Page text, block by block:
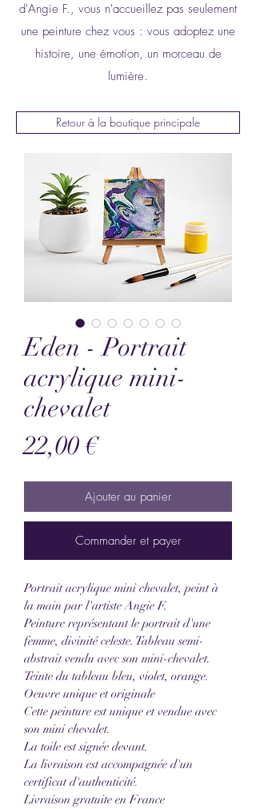
d'Angie F., vous n'accueillez pas seulement
une peinture chez vous : vous adoptez une
histoire, une émotion, un morceau de
lumière.
Retour à la boutique principale
Eden - Portrait
acrylique mini-
chevalet
22,00 €Prix
Ajouter au panier
Commander et payer
Portrait acrylique mini chevalet, peint à
la main par l'artiste Angie F.
Peinture représentant le portrait d'une
femme, divinité celeste. Tableau semi-
abstrait vendu avec son mini-chevalet.
Teinte du tableau bleu, violet, orange.
Oeuvre unique et originale
Cette peinture est unique et vendue avec
son mini chevalet.
La toile est signée devant.
La livraison est accompagnée d'un
certificat d'authenticité.
Livraison gratuite en France